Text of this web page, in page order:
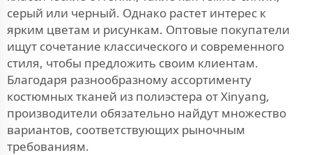
серый или черный. Однако растет интерес к
ярким цветам и рисункам. Оптовые покупатели
ищут сочетание классического и современного
стиля, чтобы предложить своим клиентам.
Благодаря разнообразному ассортименту
костюмных тканей из полиэстера от Xinyang,
производители обязательно найдут множество
вариантов, соответствующих рыночным
требованиям.